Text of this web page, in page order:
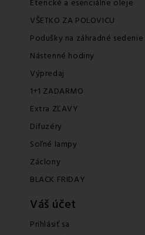
Éterické a esenciálne oleje
VŠETKO ZA POLOVICU
Podušky na záhradné sedenie
Nástenné hodiny
Výpredaj
1+1 ZADARMO
Extra ZĽAVY
Difuzéry
Soľné lampy
Záclony
BLACK FRIDAY
Váš účet
Prihlásiť sa